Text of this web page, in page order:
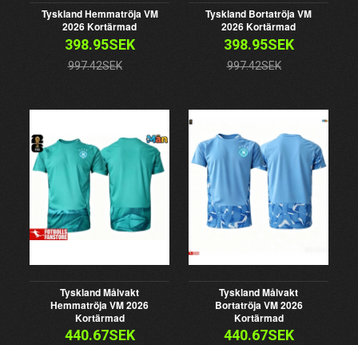
Tyskland Hemmatröja VM
2026 Kortärmad
398.95SEK
997.42SEK
Tyskland Bortatröja VM
2026 Kortärmad
398.95SEK
997.42SEK
Tyskland Målvakt
Hemmatröja VM 2026
Kortärmad
440.67SEK
Tyskland Målvakt
Bortatröja VM 2026
Kortärmad
440.67SEK